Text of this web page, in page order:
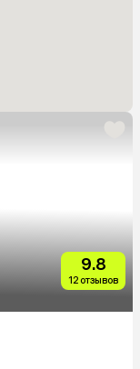
9.8
12 отзывов